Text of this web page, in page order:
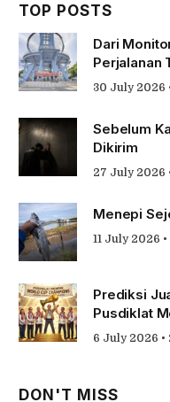
TOP POSTS
Dari
Perjalanan
30 July 2026
Sebelum
Dikirim
27 July 2026
Menepi
11 July 2026
Prediksi
Pusdiklat
6 July 2026 •
DON'T MISS